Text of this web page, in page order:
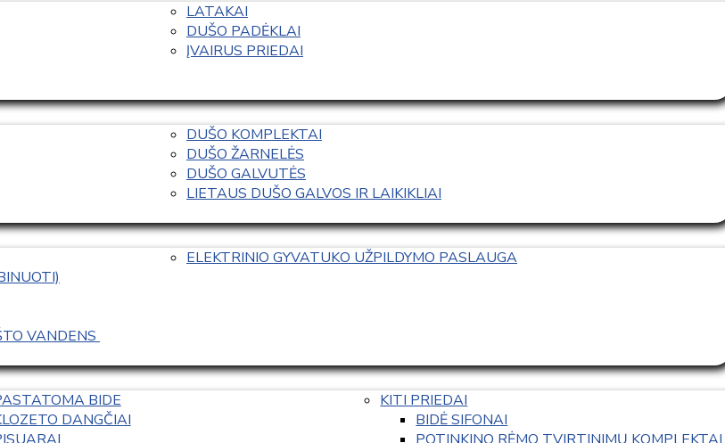
LATAKAI
DUŠO PADĖKLAI
ĮVAIRUS PRIEDAI
DUŠO KOMPLEKTAI
DUŠO ŽARNELĖS
DUŠO GALVUTĖS
LIETAUS DUŠO GALVOS IR LAIKIKLIAI
VANDENS
ELEKTRINIO GYVATUKO UŽPILDYMO PASLAUGA
BIDE
DANGČIAI
KITI PRIEDAI
BIDĖ SIFONAI